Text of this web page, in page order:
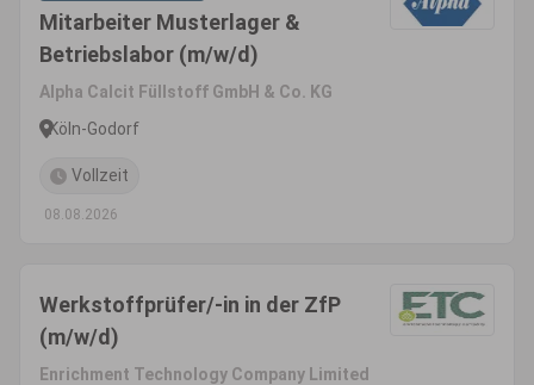
Mitarbeiter Musterlager &
Betriebslabor (m/w/d)
Alpha Calcit Füllstoff GmbH & Co. KG
Köln-Godorf
Vollzeit
08.08.2026
Werkstoffprüfer/-in in der ZfP
(m/w/d)
Enrichment Technology Company Limited